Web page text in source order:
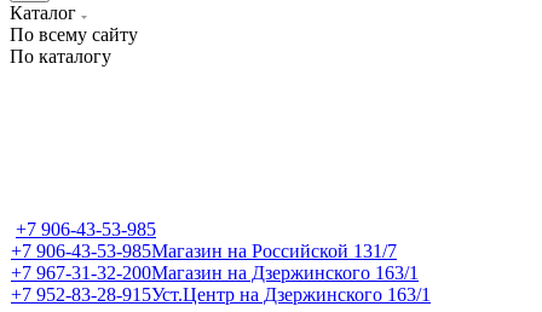
Каталог
По всему сайту
По каталогу
+7 906-43-53-985
+7 906-43-53-985Магазин на Российской 131/7
+7 967-31-32-200Магазин на Дзержинского 163/1
+7 952-83-28-915Уст.Центр на Дзержинского 163/1